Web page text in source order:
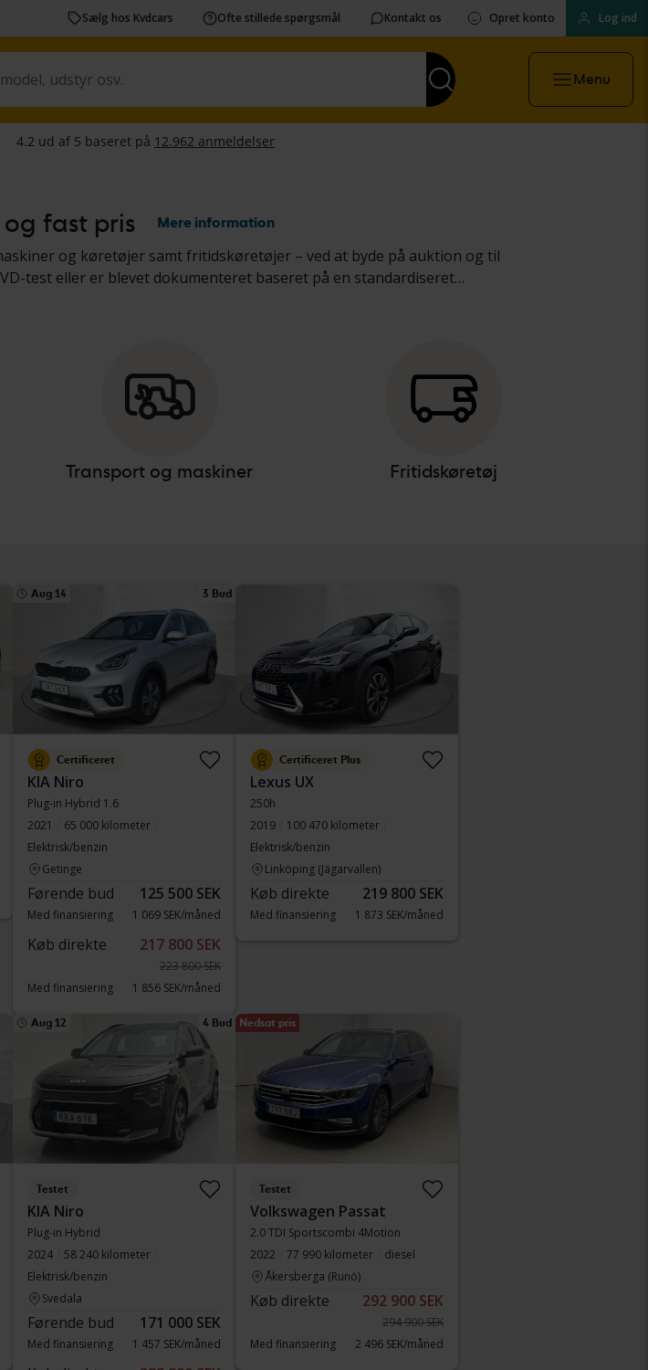
Sælg hos Kvdcars Ofte stillede spørgsmål Kontakt os Opret konto Log ind
Menu
fast pris Mere information
og køretøjer samt fritidskøretøjer – ved at byde på auktion og til
test eller er blevet dokumenteret baseret på en standardiseret
Transport og maskiner Fritidskøretøj
Aug 14 3 Bud
Certificeret
KIA Niro
Plug-in Hybrid 1.6
2021
65 000 kilometer
Elektrisk/benzin
Getinge
Førende bud 125 500 SEK
Med finansiering 1 069 SEK/måned
Køb direkte 217 800 SEK
223 800 SEK
Med finansiering
1 856 SEK/måned
Certificeret Plus
Lexus UX
250h
2019
100 470 kilometer
Elektrisk/benzin
Linköping (Jägarvallen)
Køb direkte 219 800 SEK
Med finansiering 1 873 SEK/måned
Aug 12 4 Bud
Testet
KIA Niro
Plug-in Hybrid
2024
58 240 kilometer
Elektrisk/benzin
Svedala
Førende bud 171 000 SEK
Med finansiering 1 457 SEK/måned
Nedsat pris
Testet
Volkswagen Passat
2.0 TDI Sportscombi 4Motion
2022
77 990 kilometer
diesel
Åkersberga (Runö)
Køb direkte 292 900 SEK
294 900 SEK
Med finansiering
2 496 SEK/måned